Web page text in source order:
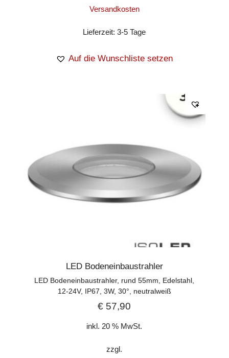
Versandkosten
Lieferzeit:3-5 Tage
Auf die Wunschliste setzen
LED Bodeneinbaustrahler
LED Bodeneinbaustrahler, rund 55mm, Edelstahl,
12-24V, IP67, 3W, 30°, neutralweiß
€ 57,90
inkl. 20 % MwSt.
zzgl.